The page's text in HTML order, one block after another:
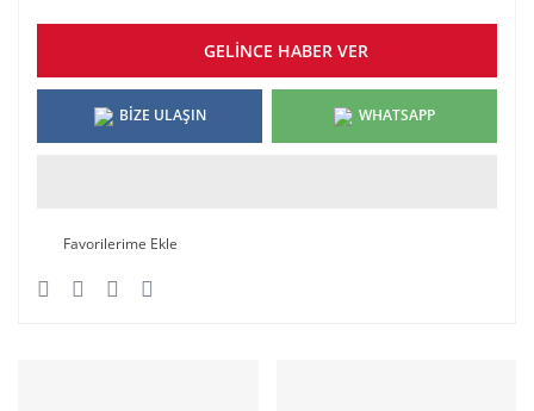
GELİNCE HABER VER
BİZE ULAŞIN WHATSAPP